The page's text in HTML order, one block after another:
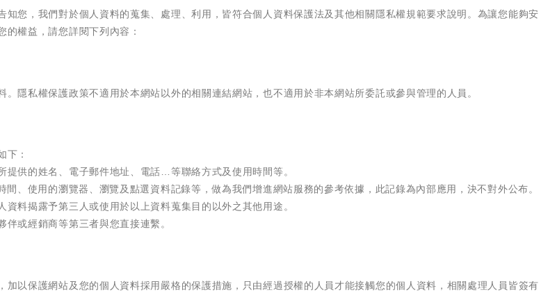
您，我們對於個人資料的蒐集、處理、利用，皆符合個人資料保護法及其他相關隱私權規範要求說明。為讓您能夠安
權益，請您詳閱下列內容：
隱私權保護政策不適用於本網站以外的相關連結網站，也不適用於非本網站所委託或參與管理的人員。
下：
供的姓名、電子郵件地址、電話…等聯絡方式及使用時間等。
、使用的瀏覽器、瀏覽及點選資料記錄等，做為我們增進網站服務的參考依據，此記錄為內部應用，決不對外公布。
料揭露予第三人或使用於以上資料蒐集目的以外之其他用途。
或經銷商等第三者與您直接連繫。
以保護網站及您的個人資料採用嚴格的保護措施，只由經過授權的人員才能接觸您的個人資料，相關處理人員皆簽有